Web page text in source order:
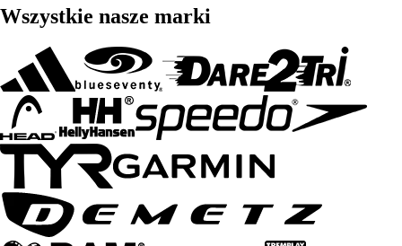
Wszystkie nasze marki